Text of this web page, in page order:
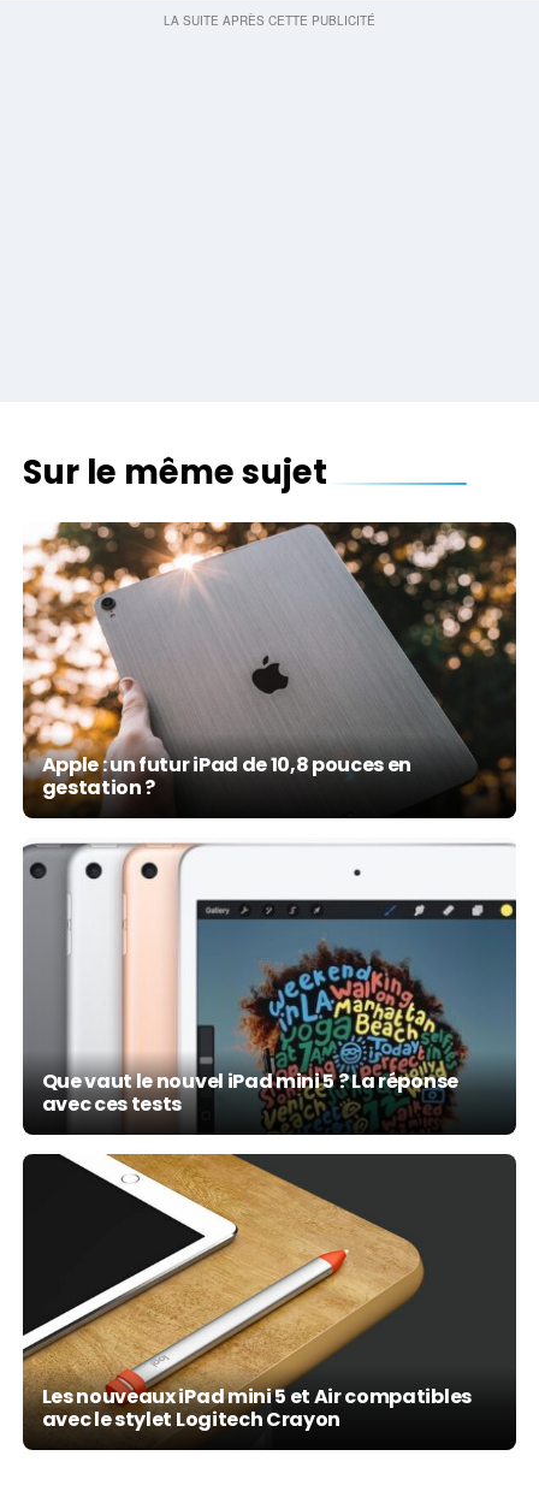
Sur le même sujet
Apple : un futur iPad de 10,8 pouces en
gestation ?
Que vaut le nouvel iPad mini 5 ? La réponse
avec ces tests
Les nouveaux iPad mini 5 et Air compatibles
avec le stylet Logitech Crayon